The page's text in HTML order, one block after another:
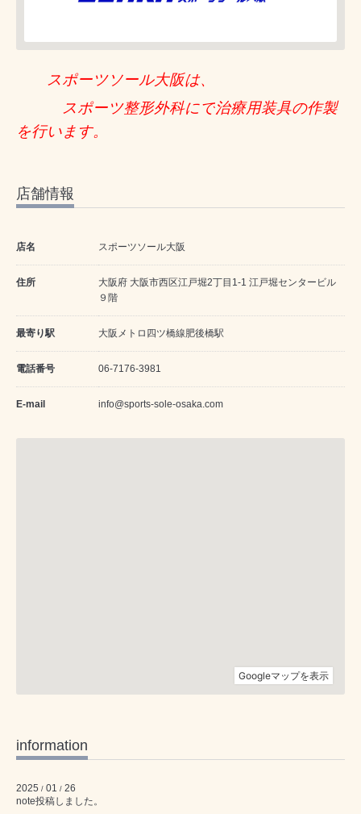
スポーツソール大阪は、
スポーツ整形外科にで治療用装具の作製
を行います。
店舗情報
店名 スポーツソール大阪
住所
大阪府 大阪市西区江戸堀2丁目1-1 江戸堀センタービル
９階
最寄り駅 大阪メトロ四ツ橋線肥後橋駅
電話番号 06-7176-3981
E-mail info@sports-sole-osaka.com
information
2025 / 01 / 26
note投稿しました。